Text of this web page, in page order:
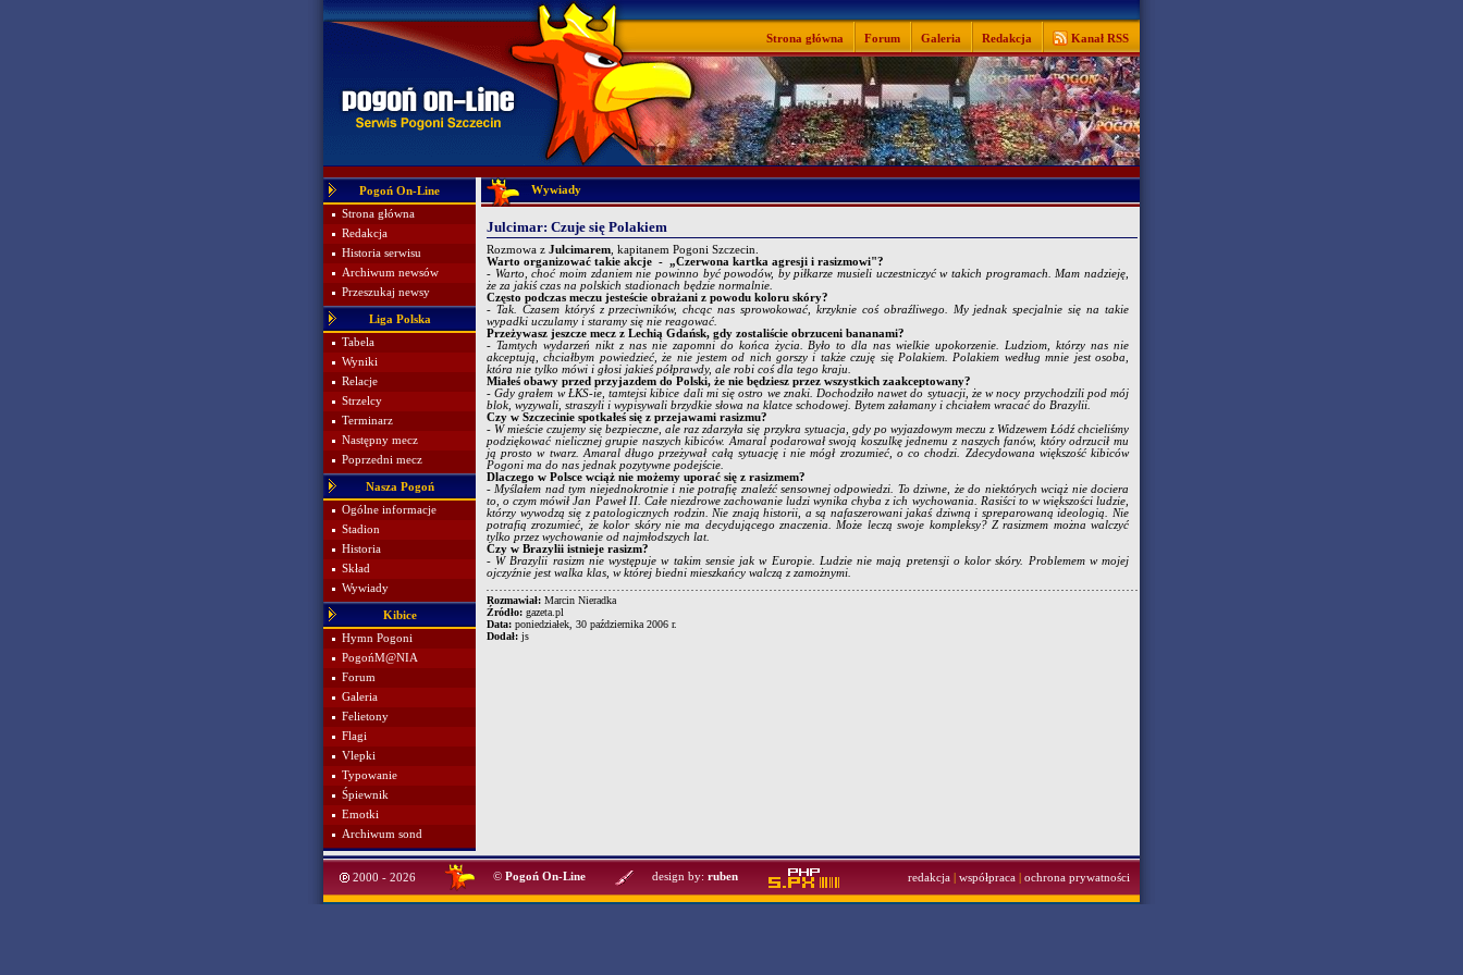
Strona główna Forum Galeria Redakcja Kanał RSS
Pogoń On-Line
Strona główna
Redakcja
Historia serwisu
Archiwum newsów
Przeszukaj newsy
Liga Polska
Tabela
Wyniki
Relacje
Strzelcy
Terminarz
Następny mecz
Poprzedni mecz
Nasza Pogoń
Ogólne informacje
Stadion
Historia
Skład
Wywiady
Kibice
Hymn Pogoni
PogońM@NIA
Forum
Galeria
Felietony
Flagi
Vlepki
Typowanie
Śpiewnik
Emotki
Archiwum sond
Wywiady
Julcimar: Czuje się Polakiem
Rozmowa z Julcimarem , kapitanem Pogoni Szczecin.
Warto organizować takie akcje - „Czerwona kartka agresji i rasizmowi"?
- Warto, choć moim zdaniem nie powinno być powodów, by piłkarze musieli uczestniczyć w takich programach. Mam nadzieję,
że za jakiś czas na polskich stadionach będzie normalnie.
Często podczas meczu jesteście obrażani z powodu koloru skóry?
- Tak. Czasem któryś z przeciwników, chcąc nas sprowokować, krzyknie coś obraźliwego. My jednak specjalnie się na takie
wypadki uczulamy i staramy się nie reagować.
Przeżywasz jeszcze mecz z Lechią Gdańsk, gdy zostaliście obrzuceni bananami?
- Tamtych wydarzeń nikt z nas nie zapomni do końca życia. Było to dla nas wielkie upokorzenie. Ludziom, którzy nas nie
akceptują, chciałbym powiedzieć, że nie jestem od nich gorszy i także czuję się Polakiem. Polakiem według mnie jest osoba,
która nie tylko mówi i głosi jakieś półprawdy, ale robi coś dla tego kraju.
Miałeś obawy przed przyjazdem do Polski, że nie będziesz przez wszystkich zaakceptowany?
- Gdy grałem w ŁKS-ie, tamtejsi kibice dali mi się ostro we znaki. Dochodziło nawet do sytuacji, że w nocy przychodzili pod mój
blok, wyzywali, straszyli i wypisywali brzydkie słowa na klatce schodowej. Bytem załamany i chciałem wracać do Brazylii.
Czy w Szczecinie spotkałeś się z przejawami rasizmu?
- W mieście czujemy się bezpieczne, ale raz zdarzyła się przykra sytuacja, gdy po wyjazdowym meczu z Widzewem Łódź chcieliśmy
podziękować nielicznej grupie naszych kibiców. Amaral podarował swoją koszulkę jednemu z naszych fanów, który odrzucił mu
ją prosto w twarz. Amaral długo przeżywał całą sytuację i nie mógł zrozumieć, o co chodzi. Zdecydowana większość kibiców
Pogoni ma do nas jednak pozytywne podejście.
Dlaczego w Polsce wciąż nie możemy uporać się z rasizmem?
- Myślałem nad tym niejednokrotnie i nie potrafię znaleźć sensownej odpowiedzi. To dziwne, że do niektórych wciąż nie dociera
to, o czym mówił Jan Paweł II. Całe niezdrowe zachowanie ludzi wynika chyba z ich wychowania. Rasiści to w większości ludzie,
którzy wywodzą się z patologicznych rodzin. Nie znają historii, a są nafaszerowani jakaś dziwną i spreparowaną ideologią. Nie
potrafią zrozumieć, że kolor skóry nie ma decydującego znaczenia. Może leczą swoje kompleksy? Z rasizmem można walczyć
tylko przez wychowanie od najmłodszych lat.
Czy w Brazylii istnieje rasizm?
- W Brazylii rasizm nie występuje w takim sensie jak w Europie. Ludzie nie mają pretensji o kolor skóry. Problemem w mojej
ojczyźnie jest walka klas, w której biedni mieszkańcy walczą z zamożnymi.
Rozmawiał: Marcin Nieradka
Źródło: gazeta.pl
Data: poniedziałek, 30 października 2006 r.
Dodał: js
2000 - 2026 © Pogoń On-Line design by: ruben redakcja współpraca ochrona prywatności